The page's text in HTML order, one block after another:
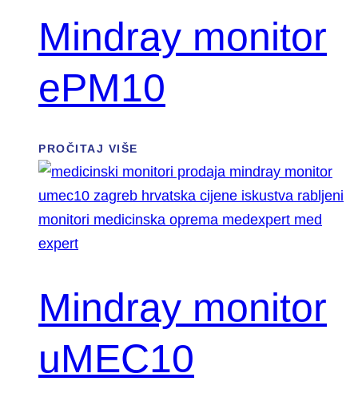
Mindray monitor
ePM10
PROČITAJ VIŠE
Mindray monitor
uMEC10